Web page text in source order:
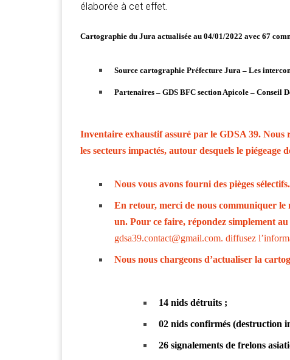
élaborée à cet effet.
Cartographie du Jura actualisée au 04/01/2022 avec 67
Source cartographie Préfecture Jura – Les
Partenaires – GDS BFC section Apicole – Conseil
Inventaire exhaustif assuré par le GDSA 39. Nous
les secteurs impactés, autour desquels le
Nous vous avons fourni des pièges
En retour, merci de nous communiquer le
un. Pour ce faire, répondez simplement
gdsa39.contact@gmail.com. diffusez
Nous nous chargeons d’actualiser la
14nids détruits ;
02nids confirmés (destruction
26signalements de frelons